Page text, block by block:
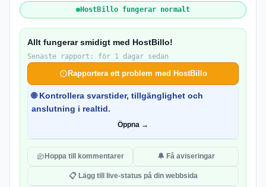
HostBillo fungerar normalt
Allt fungerar smidigt med HostBillo!
Senaste rapport: för 1 dagar sedan
Rapportera ett problem med HostBillo
🌐 Kontrollera svarstider, tillgänglighet och
anslutning i realtid.
Öppna →
Hoppa till kommentarer 🔔 Få aviseringar
📋 Lägg till live-status på din webbsida